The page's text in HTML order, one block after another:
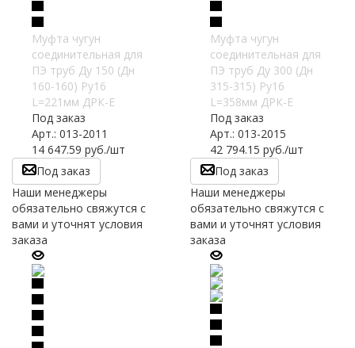
Муфта чугун
соединительная для
ПЭ труб Ду 150 (Дн
160-160) Ру16
L=221мм ДРК-Е
Под заказ
Арт.: 013-2011
14 647.59 руб./шт
Под заказ
Наши менеджеры
обязательно свяжутся с
вами и уточнят условия
заказа
Муфта чугун
соединительная для
ПЭ труб Ду 300 (Дн
315-315) Ру16
L=358мм ДРК-Е
Под заказ
Арт.: 013-2015
42 794.15 руб./шт
Под заказ
Наши менеджеры
обязательно свяжутся с
вами и уточнят условия
заказа